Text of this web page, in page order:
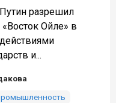
разрешил
Ойле» в
и...